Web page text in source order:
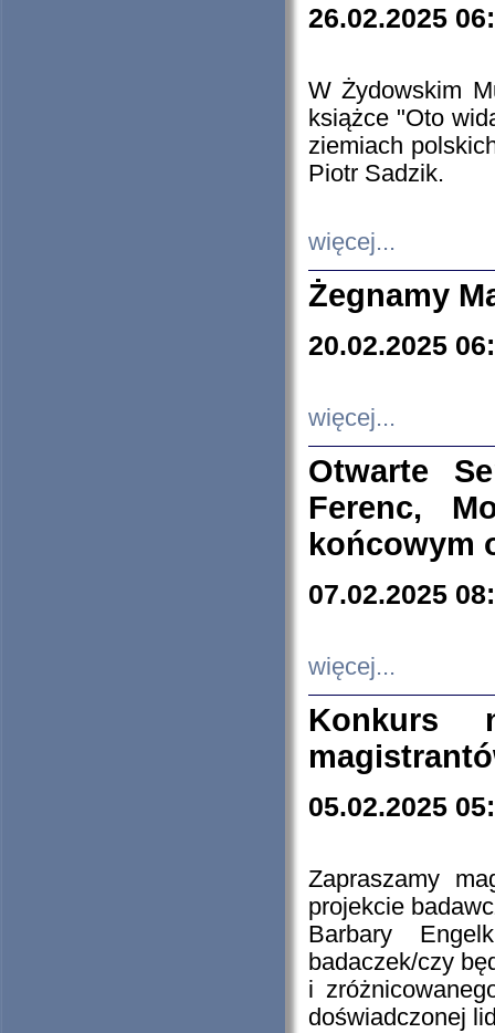
26.02.2025
W Żydowskim
książce "Oto
ziemiach
Piotr Sadzik.
więcej...
Żegnamy
20.02.2025
więcej...
Otwarte
Ferenc,
końcowym
07.02.2025
więcej...
Konkurs
05.02.2025
Zapraszamy
projekcie
Barbary
badaczek/czy
i
doświadczonej